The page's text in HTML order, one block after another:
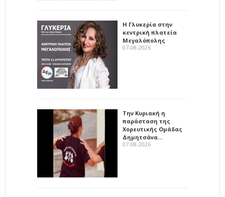
Η Γλυκερία στην
κεντρική πλατεία
Μεγαλόπολης
07-08-2026
Την Κυριακή η
παράσταση της
Χορευτικής Ομάδας
Δημητσάνα…
07-08-2026